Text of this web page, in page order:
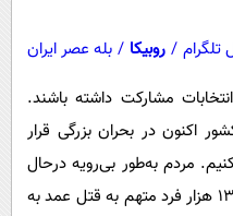
تلگرام / روبیکا / بله عصر ایران
مشارکت داشته باشند.
اکنون در بحران بزرگی قرار
مردم به‌طور بی‌رویه درحال
عبور از مرزهای ما هستند و بیش از ۱۳ هزار فرد متهم به قتل عمد به